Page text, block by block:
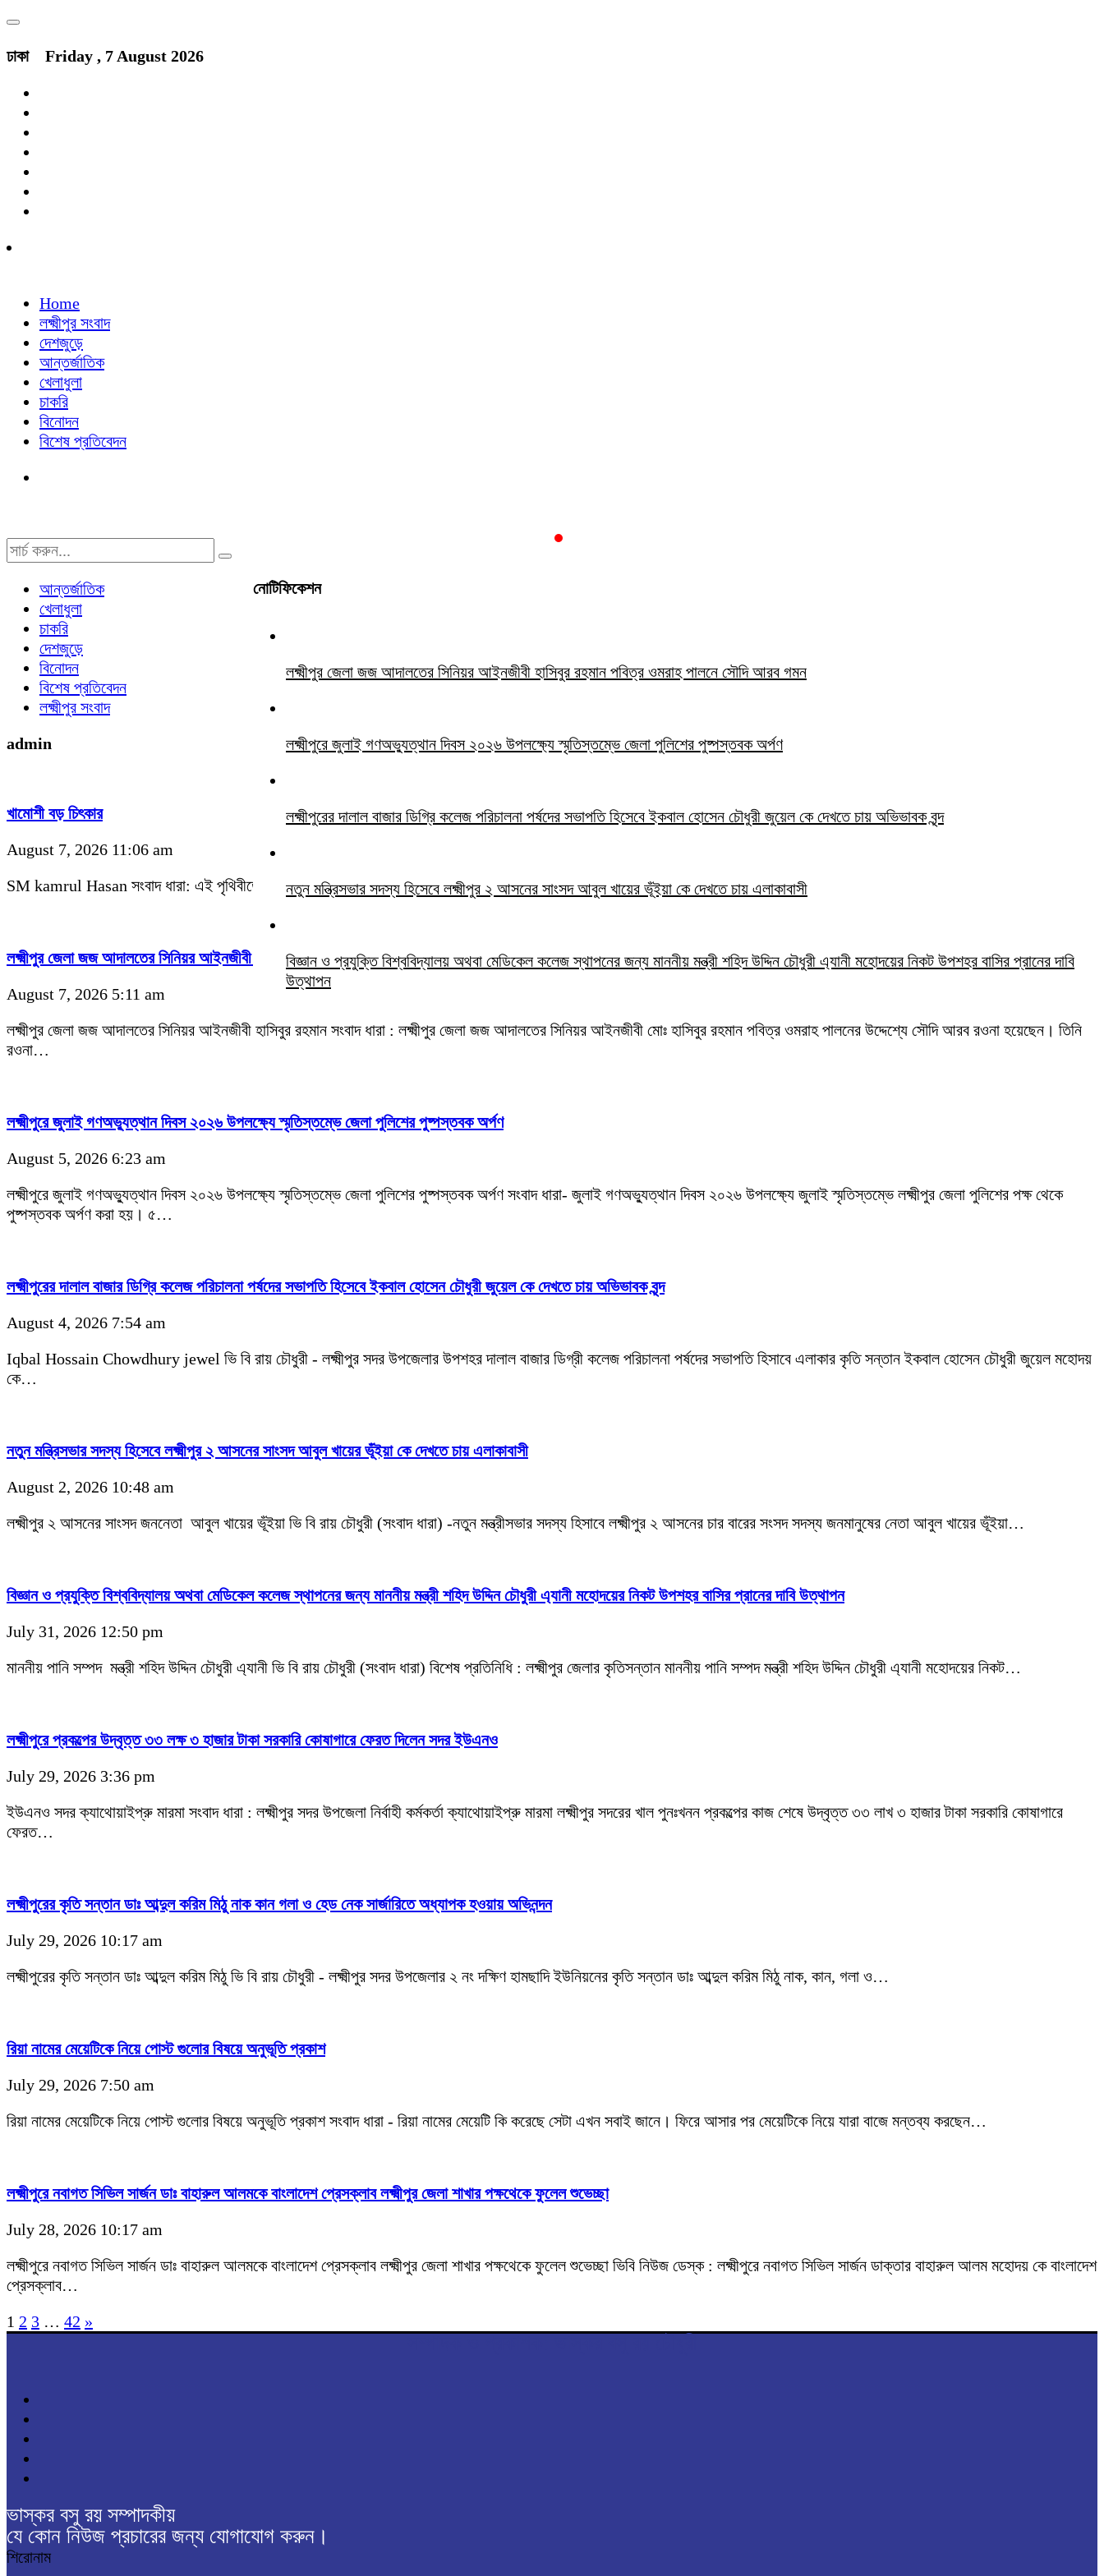
ঢাকা Friday , 7 August 2026
Home
লক্ষ্মীপুর সংবাদ
দেশজুড়ে
আন্তর্জাতিক
খেলাধুলা
চাকরি
বিনোদন
বিশেষ প্রতিবেদন
নোটিফিকেশন
লক্ষ্মীপুর জেলা জজ আদালতের সিনিয়র আইনজীবী হাসিবুর রহমান পবিত্র ওমরাহ পালনে সৌদি আরব গমন
লক্ষ্মীপুরে জুলাই গণঅভ্যুত্থান দিবস ২০২৬ উপলক্ষ্যে স্মৃতিস্তম্ভে জেলা পুলিশের পুষ্পস্তবক অর্পণ
লক্ষ্মীপুরের দালাল বাজার ডিগ্রি কলেজ পরিচালনা পর্ষদের সভাপতি হিসেবে ইকবাল হোসেন চৌধুরী জুয়েল কে দেখতে চায় অভিভাবক বৃন্দ
নতুন মন্ত্রিসভার সদস্য হিসেবে লক্ষ্মীপুর ২ আসনের সাংসদ আবুল খায়ের ভূঁইয়া কে দেখতে চায় এলাকাবাসী
বিজ্ঞান ও প্রযুক্তি বিশ্ববিদ্যালয় অথবা মেডিকেল কলেজ স্থাপনের জন্য মাননীয় মন্ত্রী শহিদ উদ্দিন চৌধুরী এ্যানী মহোদয়ের নিকট উপশহর বাসির প্রানের দাবি
উত্থাপন
আন্তর্জাতিক
খেলাধুলা
চাকরি
দেশজুড়ে
বিনোদন
বিশেষ প্রতিবেদন
লক্ষ্মীপুর সংবাদ
admin
খামোশী বড় চিৎকার
August 7, 2026 11:06 am
SM kamrul Hasan সংবাদ ধারা: এই পৃথিবীতে সবচাইতে বড় প্রতিবাদ এর ভাষা হলো-খামোশী। যখন গলা ফাটিয়ে কাঁদতে ইচ্ছা করে, তখন চুপ করে যাওয়া। যখন সব ভেঙ্গে দিতে ইচ্ছা করে, তখন…
লক্ষ্মীপুর জেলা জজ আদালতের সিনিয়র আইনজীবী হাসিবুর রহমান পবিত্র ওমরাহ পালনে সৌদি আরব গমন
August 7, 2026 5:11 am
লক্ষ্মীপুর জেলা জজ আদালতের সিনিয়র আইনজীবী হাসিবুর রহমান সংবাদ ধারা : লক্ষ্মীপুর জেলা জজ আদালতের সিনিয়র আইনজীবী মোঃ হাসিবুর রহমান পবিত্র ওমরাহ পালনের উদ্দেশ্যে সৌদি আরব রওনা হয়েছেন। তিনি
রওনা…
লক্ষ্মীপুরে জুলাই গণঅভ্যুত্থান দিবস ২০২৬ উপলক্ষ্যে স্মৃতিস্তম্ভে জেলা পুলিশের পুষ্পস্তবক অর্পণ
August 5, 2026 6:23 am
লক্ষ্মীপুরে জুলাই গণঅভ্যুত্থান দিবস ২০২৬ উপলক্ষ্যে স্মৃতিস্তম্ভে জেলা পুলিশের পুষ্পস্তবক অর্পণ সংবাদ ধারা- জুলাই গণঅভ্যুত্থান দিবস ২০২৬ উপলক্ষ্যে জুলাই স্মৃতিস্তম্ভে লক্ষ্মীপুর জেলা পুলিশের পক্ষ থেকে
পুষ্পস্তবক অর্পণ করা হয়। ৫…
লক্ষ্মীপুরের দালাল বাজার ডিগ্রি কলেজ পরিচালনা পর্ষদের সভাপতি হিসেবে ইকবাল হোসেন চৌধুরী জুয়েল কে দেখতে চায় অভিভাবক বৃন্দ
August 4, 2026 7:54 am
Iqbal Hossain Chowdhury jewel ভি বি রায় চৌধুরী - লক্ষ্মীপুর সদর উপজেলার উপশহর দালাল বাজার ডিগ্রী কলেজ পরিচালনা পর্ষদের সভাপতি হিসাবে এলাকার কৃতি সন্তান ইকবাল হোসেন চৌধুরী জুয়েল মহোদয়
কে…
নতুন মন্ত্রিসভার সদস্য হিসেবে লক্ষ্মীপুর ২ আসনের সাংসদ আবুল খায়ের ভূঁইয়া কে দেখতে চায় এলাকাবাসী
August 2, 2026 10:48 am
লক্ষ্মীপুর ২ আসনের সাংসদ জননেতা আবুল খায়ের ভূঁইয়া ভি বি রায় চৌধুরী (সংবাদ ধারা) -নতুন মন্ত্রীসভার সদস্য হিসাবে লক্ষ্মীপুর ২ আসনের চার বারের সংসদ সদস্য জনমানুষের নেতা আবুল খায়ের ভূঁইয়া…
বিজ্ঞান ও প্রযুক্তি বিশ্ববিদ্যালয় অথবা মেডিকেল কলেজ স্থাপনের জন্য মাননীয় মন্ত্রী শহিদ উদ্দিন চৌধুরী এ্যানী মহোদয়ের নিকট উপশহর বাসির প্রানের দাবি উত্থাপন
July 31, 2026 12:50 pm
মাননীয় পানি সম্পদ মন্ত্রী শহিদ উদ্দিন চৌধুরী এ্যানী ভি বি রায় চৌধুরী (সংবাদ ধারা) বিশেষ প্রতিনিধি : লক্ষ্মীপুর জেলার কৃতিসন্তান মাননীয় পানি সম্পদ মন্ত্রী শহিদ উদ্দিন চৌধুরী এ্যানী মহোদয়ের নিকট…
লক্ষ্মীপুরে প্রকল্পের উদ্বৃত্ত ৩৩ লক্ষ ৩ হাজার টাকা সরকারি কোষাগারে ফেরত দিলেন সদর ইউএনও
July 29, 2026 3:36 pm
ইউএনও সদর ক্যাথোয়াইপ্রু মারমা সংবাদ ধারা : লক্ষ্মীপুর সদর উপজেলা নির্বাহী কর্মকর্তা ক্যাথোয়াইপ্রু মারমা লক্ষ্মীপুর সদরের খাল পুনঃখনন প্রকল্পের কাজ শেষে উদ্বৃত্ত ৩৩ লাখ ৩ হাজার টাকা সরকারি কোষাগারে
ফেরত…
লক্ষ্মীপুরের কৃতি সন্তান ডাঃ আব্দুল করিম মিঠু নাক কান গলা ও হেড নেক সার্জারিতে অধ্যাপক হওয়ায় অভিনন্দন
July 29, 2026 10:17 am
লক্ষ্মীপুরের কৃতি সন্তান ডাঃ আব্দুল করিম মিঠু ভি বি রায় চৌধুরী - লক্ষ্মীপুর সদর উপজেলার ২ নং দক্ষিণ হামছাদি ইউনিয়নের কৃতি সন্তান ডাঃ আব্দুল করিম মিঠু নাক, কান, গলা ও…
রিয়া নামের মেয়েটিকে নিয়ে পোস্ট গুলোর বিষয়ে অনুভূতি প্রকাশ
July 29, 2026 7:50 am
রিয়া নামের মেয়েটিকে নিয়ে পোস্ট গুলোর বিষয়ে অনুভূতি প্রকাশ সংবাদ ধারা - রিয়া নামের মেয়েটি কি করেছে সেটা এখন সবাই জানে। ফিরে আসার পর মেয়েটিকে নিয়ে যারা বাজে মন্তব্য করছেন…
লক্ষ্মীপুরে নবাগত সিভিল সার্জন ডাঃ বাহারুল আলমকে বাংলাদেশ প্রেসক্লাব লক্ষ্মীপুর জেলা শাখার পক্ষথেকে ফুলেল শুভেচ্ছা
July 28, 2026 10:17 am
লক্ষ্মীপুরে নবাগত সিভিল সার্জন ডাঃ বাহারুল আলমকে বাংলাদেশ প্রেসক্লাব লক্ষ্মীপুর জেলা শাখার পক্ষথেকে ফুলেল শুভেচ্ছা ভিবি নিউজ ডেস্ক : লক্ষ্মীপুরে নবাগত সিভিল সার্জন ডাক্তার বাহারুল আলম মহোদয় কে বাংলাদেশ
প্রেসক্লাব…
1 2 3 … 42 »
ভাস্কর বসু রয় সম্পাদকীয়
যে কোন নিউজ প্রচারের জন্য যোগাযোগ করুন।
শিরোনাম